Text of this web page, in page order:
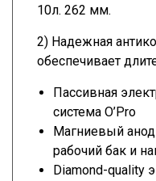
10л. 262 мм.
2) Надежная
обеспечивает
Пассивная
система O’Pro
Магниевый
рабочий бак и
Diamond-quality